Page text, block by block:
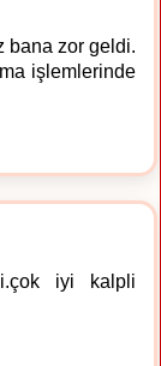
bana zor geldi.
işlemlerinde
iyi kalpli